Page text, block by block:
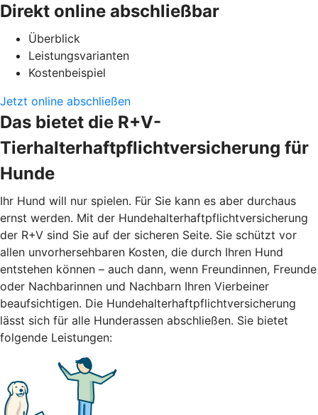
Direkt online abschließbar
Überblick
Leistungsvarianten
Kostenbeispiel
Jetzt online abschließen
Das bietet die R+V-
Tierhalterhaftpflichtversicherung für
Hunde
Ihr Hund will nur spielen. Für Sie kann es aber durchaus
ernst werden. Mit der Hundehalterhaftpflichtversicherung
der R+V sind Sie auf der sicheren Seite. Sie schützt vor
allen unvorhersehbaren Kosten, die durch Ihren Hund
entstehen können – auch dann, wenn Freundinnen, Freunde
oder Nachbarinnen und Nachbarn Ihren Vierbeiner
beaufsichtigen. Die Hundehalterhaftpflichtversicherung
lässt sich für alle Hunderassen abschließen. Sie bietet
folgende Leistungen: